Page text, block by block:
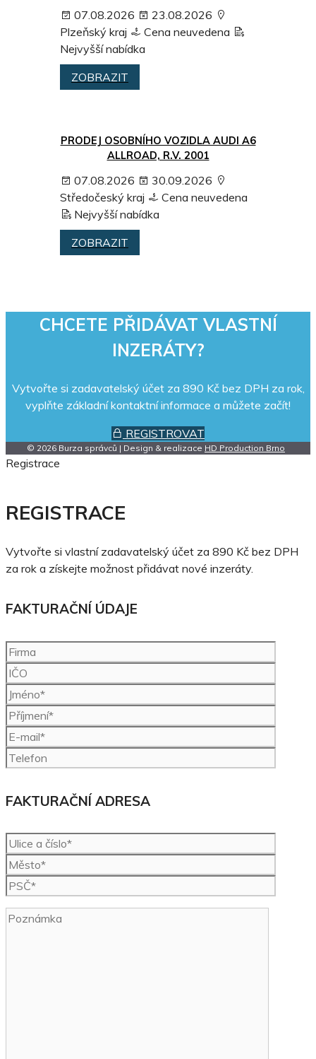
07.08.2026
23.08.2026
Plzeňský kraj
Cena neuvedena
Nejvyšší nabídka
ZOBRAZIT
PRODEJ OSOBNÍHO VOZIDLA AUDI A6
ALLROAD, R.V. 2001
07.08.2026
30.09.2026
Středočeský kraj
Cena neuvedena
Nejvyšší nabídka
ZOBRAZIT
CHCETE PŘIDÁVAT VLASTNÍ
INZERÁTY?
Vytvořte si zadavatelský účet za 890 Kč bez DPH za rok,
vyplňte základní kontaktní informace a můžete začít!
REGISTROVAT
© 2026 Burza správců | Design & realizace HD Production Brno
Registrace
REGISTRACE
Vytvořte si vlastní zadavatelský účet za 890 Kč bez DPH
za rok a získejte možnost přidávat nové inzeráty.
FAKTURAČNÍ ÚDAJE
FAKTURAČNÍ ADRESA